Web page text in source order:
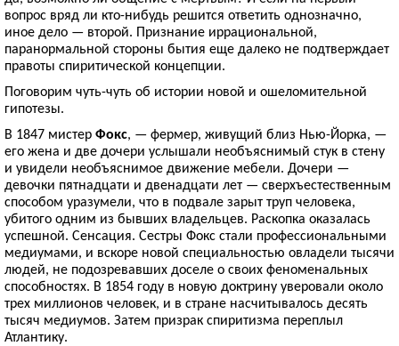
вопрос вряд ли кто-нибудь решится ответить однозначно,
иное дело — второй. Признание иррациональной,
паранормальной стороны бытия еще далеко не подтверждает
правоты спиритической концепции.
Поговорим чуть-чуть об истории новой и ошеломительной
гипотезы.
В 1847 мистер Фокс, — фермер, живущий близ Нью-Йорка, —
его жена и две дочери услышали необъяснимый стук в стену
и увидели необъяснимое движение мебели. Дочери —
девочки пятнадцати и двенадцати лет — сверхъестественным
способом уразумели, что в подвале зарыт труп человека,
убитого одним из бывших владельцев. Раскопка оказалась
успешной. Сенсация. Сестры Фокс стали профессиональными
медиумами, и вскоре новой специальностью овладели тысячи
людей, не подозревавших доселе о своих феноменальных
способностях. В 1854 году в новую доктрину уверовали около
трех миллионов человек, и в стране насчитывалось десять
тысяч медиумов. Затем призрак спиритизма переплыл
Атлантику.